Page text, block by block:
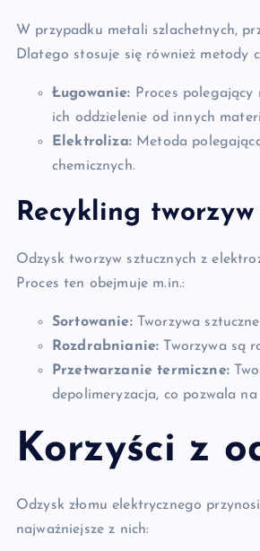
W przypadku metali szlachetnych,
Dlatego stosuje się również metody
Ługowanie: Proces polegający
ich oddzielenie od innych
Elektroliza:Metoda
chemicznych.
Recykling
Odzysk tworzyw sztucznych z
Proces ten obejmuje m.in.:
Sortowanie:Tworzywa
Rozdrabnianie: Tworzywa są
Przetwarzanie termiczne:
depolimeryzacja, co pozwala
Korzyści z
Odzysk złomu elektrycznego
najważniejsze z nich: